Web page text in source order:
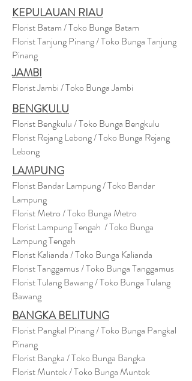
KEPULAUAN RIAU
Florist Batam / Toko Bunga Batam
Florist Tanjung Pinang / Toko Bunga Tanjung
Pinang
JAMBI
Florist Jambi / Toko Bunga Jambi
BENGKULU
Florist Bengkulu / Toko Bunga Bengkulu
Florist Rejang Lebong / Toko Bunga Rejang
Lebong
LAMPUNG
Florist Bandar Lampung / Toko Bandar
Lampung
Florist Metro / Toko Bunga Metro
Florist Lampung Tengah / Toko Bunga
Lampung Tengah
Florist Kalianda / Toko Bunga Kalianda
Florist Tanggamus / Toko Bunga Tanggamus
Florist Tulang Bawang / Toko Bunga Tulang
Bawang
BANGKA BELITUNG
Florist Pangkal Pinang / Toko Bunga Pangkal
Pinang
Florist Bangka / Toko Bunga Bangka
Florist Muntok / Toko Bunga Muntok